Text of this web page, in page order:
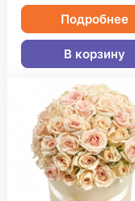
Подробнее
В корзину